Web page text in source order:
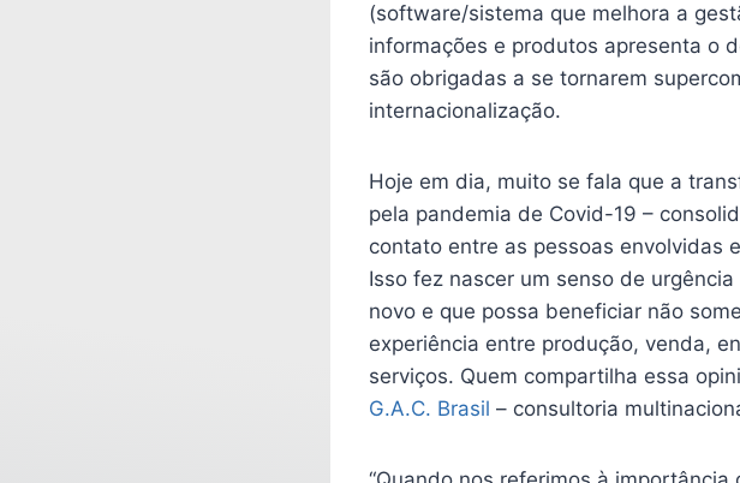
(software/sistema que melhora a
informações e produtos apresenta o
são obrigadas a se tornarem
internacionalização.
Hoje em dia, muito se fala que a
pela pandemia de Covid-19 –
contato entre as pessoas envolvidas
Isso fez nascer um senso de
novo e que possa beneficiar não
experiência entre produção, venda,
serviços. Quem compartilha essa
G.A.C. Brasil – consultoria